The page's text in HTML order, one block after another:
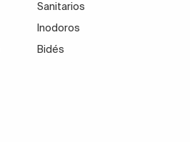
Sanitarios
Inodoros
Bidés